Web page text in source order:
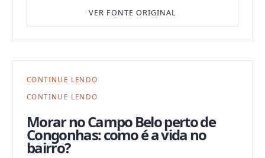
VER FONTE ORIGINAL
CONTINUE LENDO
CONTINUE LENDO
Morar no Campo Belo perto de
Congonhas: como é a vida no
bairro?